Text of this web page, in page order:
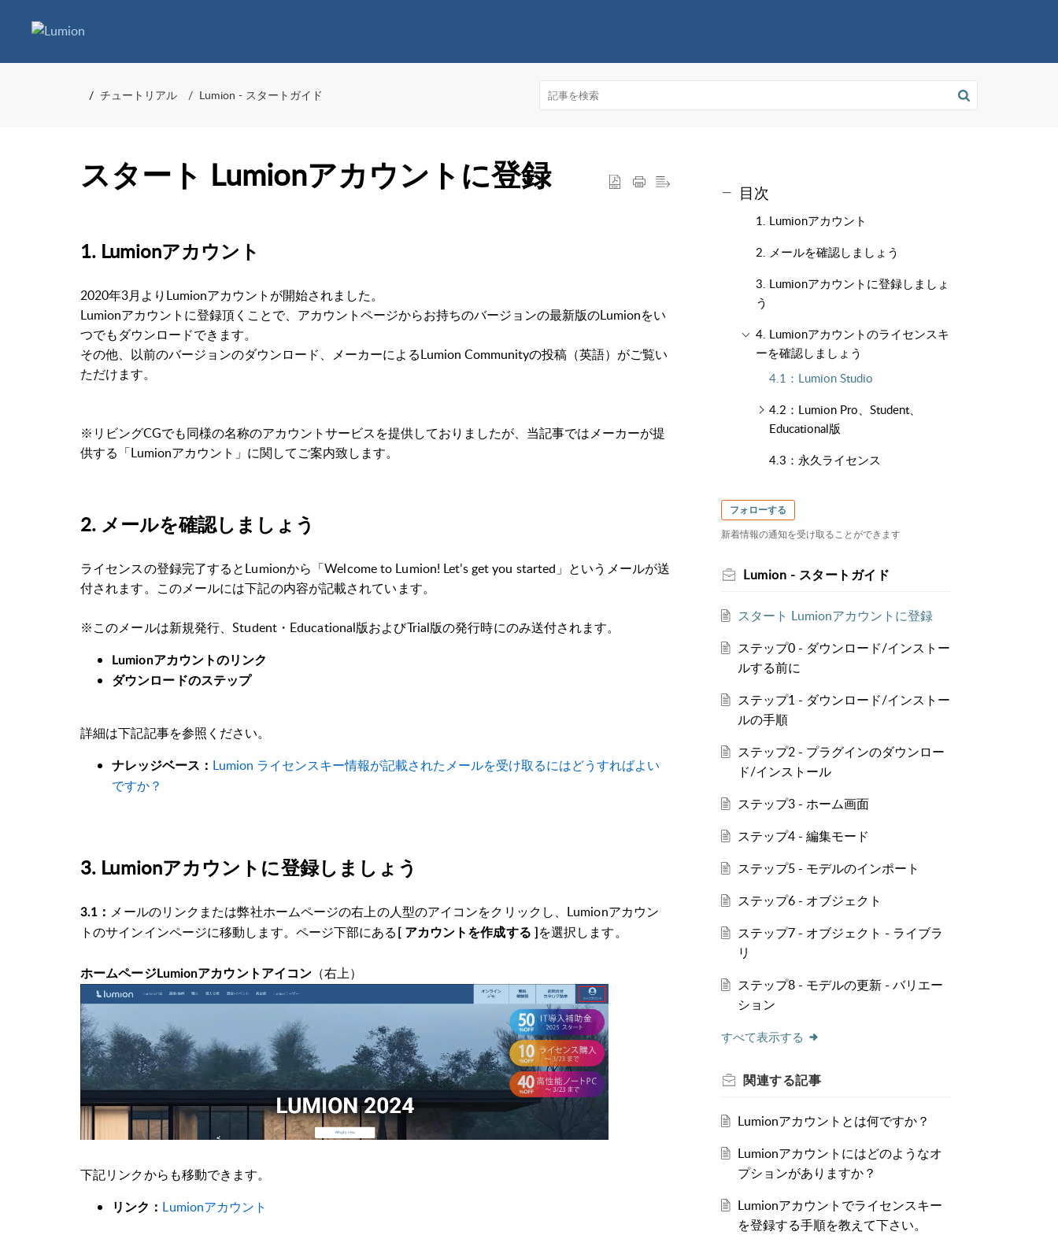
チュートリアル Lumion - スタートガイド
スタート Lumionアカウントに登録
1. Lumionアカウント
2020年3月よりLumionアカウントが開始されました。
Lumionアカウントに登録頂くことで、アカウントページからお持ちのバージョンの最新版のLumionをい
つでもダウンロードできます。
その他、以前のバージョンのダウンロード、メーカーによるLumion Communityの投稿（英語）がご覧い
ただけます。
※リビングCGでも同様の名称のアカウントサービスを提供しておりましたが、当記事ではメーカーが提
供する「Lumionアカウント」に関してご案内致します。
2. メールを確認しましょう
ライセンスの登録完了するとLumionから「Welcome to Lumion! Let’s get you started」というメールが送
付されます。このメールには下記の内容が記載されています。
※このメールは新規発行、Student・Educational版およびTrial版の発行時にのみ送付されます。
Lumionアカウントのリンク
ダウンロードのステップ
詳細は下記記事を参照ください。
ナレッジベース： Lumion ライセンスキー情報が記載されたメールを受け取るにはどうすればよい
ですか？
3. Lumionアカウントに登録しましょう
3.1： メールのリンクまたは弊社ホームページの右上の人型のアイコンをクリックし、Lumionアカウン
トのサインインページに移動します。ページ下部にある
[ アカウントを作成する ] を選択します。
ホームページLumionアカウントアイコン （右上）
下記リンクからも移動できます。
リンク： Lumionアカウント
目次
1. Lumionアカウント
2. メールを確認しましょう
3. Lumionアカウントに登録しましょ
う
4. Lumionアカウントのライセンスキ
ーを確認しましょう
4.1：Lumion Studio
4.2：Lumion Pro、Student、
Educational版
4.3：永久ライセンス
フォローする
新着情報の通知を受け取ることができます
Lumion - スタートガイド
スタート Lumionアカウントに登録
ステップ0 - ダウンロード/インストー
ルする前に
ステップ1 - ダウンロード/インストー
ルの手順
ステップ2 - プラグインのダウンロー
ド/インストール
ステップ3 - ホーム画面
ステップ4 - 編集モード
ステップ5 - モデルのインポート
ステップ6 - オブジェクト
ステップ7 - オブジェクト - ライブラ
リ
ステップ8 - モデルの更新 - バリエー
ション
すべて表示する
関連する記事
Lumionアカウントとは何ですか？
Lumionアカウントにはどのようなオ
プションがありますか？
Lumionアカウントでライセンスキー
を登録する手順を教えて下さい。